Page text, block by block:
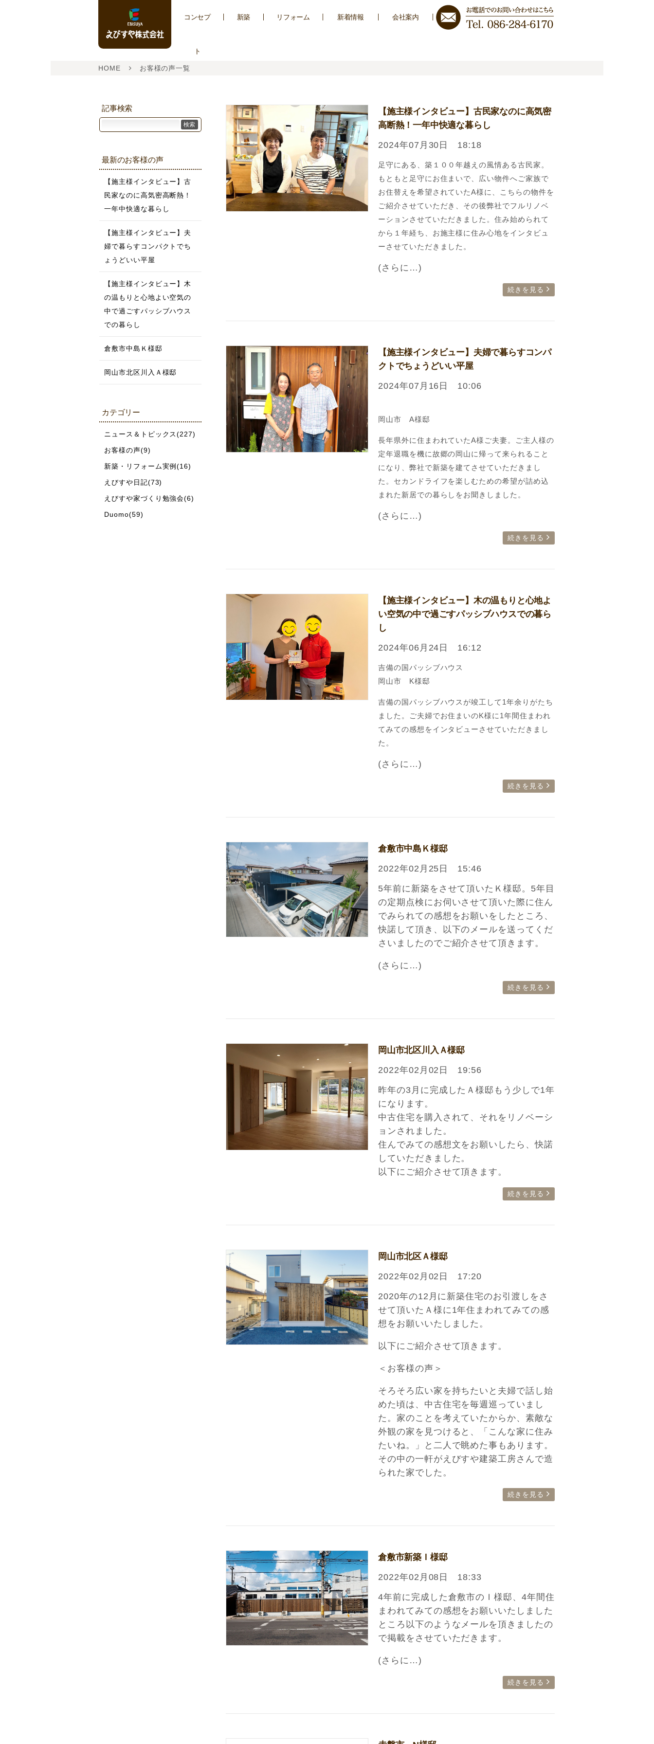
コンセプ
ト
新築 リフォーム 新着情報 会社案内
HOME お客様の声一覧
【施主様インタビュー】古民家なのに高気密
高断熱！一年中快適な暮らし
2024年07月30日 18:18
足守にある、築１００年越えの風情ある古民家。
もともと足守にお住まいで、広い物件へご家族で
お住替えを希望されていたA様に、こちらの物件を
ご紹介させていただき、その後弊社でフルリノベ
ーションさせていただきました。住み始められて
から１年経ち、お施主様に住み心地をインタビュ
ーさせていただきました。
(さらに…)
続きを見る
【施主様インタビュー】夫婦で暮らすコンパ
クトでちょうどいい平屋
2024年07月16日 10:06
岡山市 A様邸
長年県外に住まわれていたA様ご夫妻。ご主人様の
定年退職を機に故郷の岡山に帰って来られること
になり、弊社で新築を建てさせていただきまし
た。セカンドライフを楽しむための希望が詰め込
まれた新居での暮らしをお聞きしました。
(さらに…)
続きを見る
【施主様インタビュー】木の温もりと心地よ
い空気の中で過ごすパッシブハウスでの暮ら
し
2024年06月24日 16:12
吉備の国パッシブハウス
岡山市 K様邸
吉備の国パッシブハウスが竣工して1年余りがたち
ました。ご夫婦でお住まいのK様に1年間住まわれ
てみての感想をインタビューさせていただきまし
た。
(さらに…)
続きを見る
倉敷市中島Ｋ様邸
2022年02月25日 15:46
5年前に新築をさせて頂いたＫ様邸。5年目
の定期点検にお伺いさせて頂いた際に住ん
でみられての感想をお願いをしたところ、
快諾して頂き、以下のメールを送ってくだ
さいましたのでご紹介させて頂きます。
(さらに…)
続きを見る
岡山市北区川入Ａ様邸
2022年02月02日 19:56
昨年の3月に完成したＡ様邸もう少しで1年
になります。
中古住宅を購入されて、それをリノベーシ
ョンされました。
住んでみての感想文をお願いしたら、快諾
していただきました。
以下にご紹介させて頂きます。
続きを見る
岡山市北区Ａ様邸
2022年02月02日 17:20
2020年の12月に新築住宅のお引渡しをさ
せて頂いたＡ様に1年住まわれてみての感
想をお願いいたしました。
以下にご紹介させて頂きます。
＜お客様の声＞
そろそろ広い家を持ちたいと夫婦で話し始
めた頃は、中古住宅を毎週巡っていまし
た。家のことを考えていたからか、素敵な
外観の家を見つけると、「こんな家に住み
たいね。」と二人で眺めた事もあります。
その中の一軒がえびすや建築工房さんで造
られた家でした。
続きを見る
倉敷市新築Ｉ様邸
2022年02月08日 18:33
4年前に完成した倉敷市のＩ様邸、4年間住
まわれてみての感想をお願いいたしました
ところ以下のようなメールを頂きましたの
で掲載をさせていただきます。
(さらに…)
続きを見る
記事検索
検索
最新のお客様の声
【施主様インタビュー】古
民家なのに高気密高断熱！
一年中快適な暮らし
【施主様インタビュー】夫
婦で暮らすコンパクトでち
ょうどいい平屋
【施主様インタビュー】木
の温もりと心地よい空気の
中で過ごすパッシブハウス
での暮らし
倉敷市中島Ｋ様邸
岡山市北区川入Ａ様邸
カテゴリー
ニュース＆トピックス(227)
お客様の声(9)
新築・リフォーム実例(16)
えびすや日記(73)
えびすや家づくり勉強会(6)
Duomo(59)